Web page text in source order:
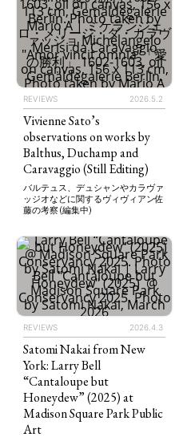
REVIEWS 2026.5.2
Vivienne Sato’s
observations on works by
Balthus, Duchamp and
Caravaggio (Still Editing)
バルテュス、デュシャンやカラヴァ
ッジオなどに関するヴィヴィアン佐
藤の考察 (編集中)
REVIEWS 2026.4.3
Satomi Nakai from New
York: Larry Bell
“Cantaloupe but
Honeydew” (2025) at
Madison Square Park Public
Art